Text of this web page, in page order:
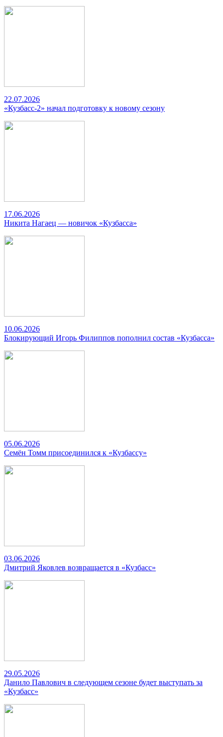
22.07.2026
«Кузбасс-2» начал подготовку к новому сезону
17.06.2026
Никита Нагаец — новичок «Кузбасса»
10.06.2026
Блокирующий Игорь Филиппов пополнил состав «Кузбасса»
05.06.2026
Семён Томм присоединился к «Кузбассу»
03.06.2026
Дмитрий Яковлев возвращается в «Кузбасс»
29.05.2026
Данило Павлович в следующем сезоне будет выступать за
«Кузбасс»